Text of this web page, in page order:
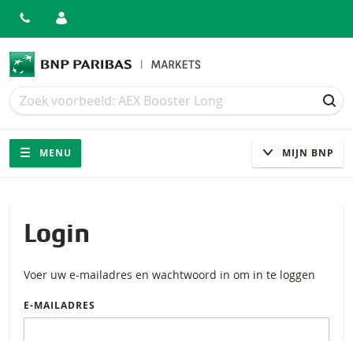
Zoek
Zoek
Navigatie
Site navigatie
MENU MIJN BNP
Login
Voer uw e-mailadres en wachtwoord in om in te loggen
E-MAILADRES